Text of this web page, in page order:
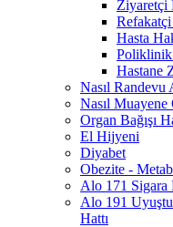
Ziyaretçi
Hasta
Poliklinik
Hastane
Nasıl Randevu
Nasıl
Organ Bağışı
El Hijyeni
Diyabet
Obezite -
Alo 171 Sigara
Alo 191
Hattı